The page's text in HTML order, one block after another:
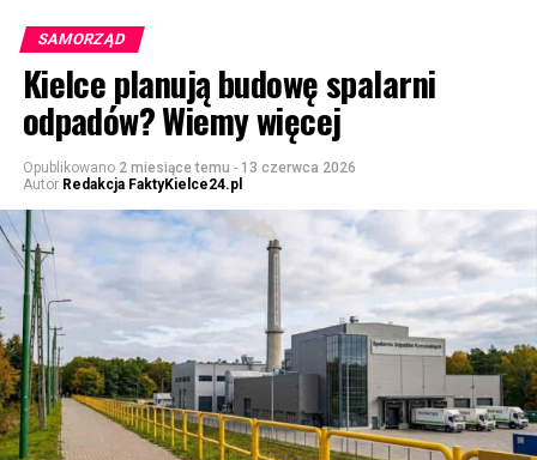
SAMORZĄD
Kielce planują budowę spalarni
odpadów? Wiemy więcej
Opublikowano 2 miesiące temu - 13 czerwca 2026
Autor Redakcja FaktyKielce24.pl